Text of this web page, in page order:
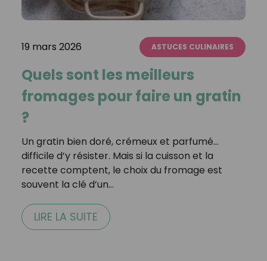
19 mars 2026 ASTUCES CULINAIRES
Quels sont les meilleurs
fromages pour faire un gratin
?
Un gratin bien doré, crémeux et parfumé…
difficile d’y résister. Mais si la cuisson et la
recette comptent, le choix du fromage est
souvent la clé d’un…
LIRE LA SUITE